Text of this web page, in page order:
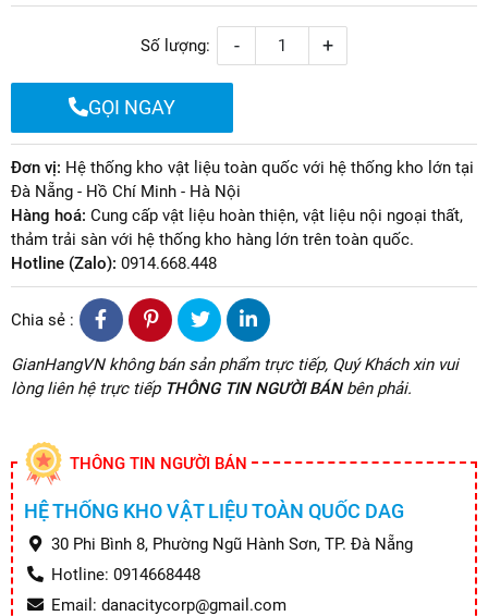
Số lượng: - +
GỌI NGAY
Đơn vị: Hệ thống kho vật liệu toàn quốc với hệ thống kho lớn tại
Đà Nẵng - Hồ Chí Minh - Hà Nội
Hàng hoá: Cung cấp vật liệu hoàn thiện, vật liệu nội ngoại thất,
thảm trải sàn với hệ thống kho hàng lớn trên toàn quốc.
Hotline (Zalo): 0914.668.448
Chia sẻ :
GianHangVN không bán sản phẩm trực tiếp, Quý Khách xin vui
lòng liên hệ trực tiếp THÔNG TIN NGƯỜI BÁNbên phải.
THÔNG TIN NGƯỜI BÁN
HỆ THỐNG KHO VẬT LIỆU TOÀN QUỐC DAG
30 Phi Bình 8, Phường Ngũ Hành Sơn, TP. Đà Nẵng
Hotline: 0914668448
Email: danacitycorp@gmail.com